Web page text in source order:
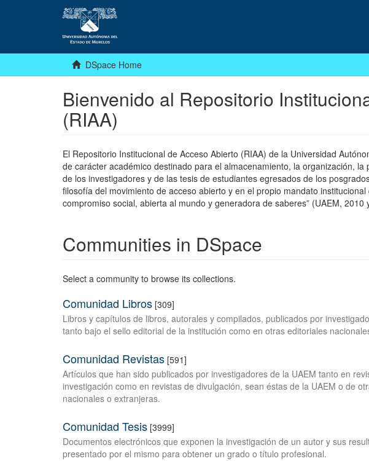
DSpace Home
Bienvenido al Repositorio
(RIAA)
El Repositorio Institucional de Acceso Abierto (RIAA) de la Universidad
de carácter académico destinado para el almacenamiento, la organización,
de los investigadores y de las tesis de estudiantes egresados de los
filosofía del movimiento de acceso abierto y en el propio mandato
compromiso social, abierta al mundo y generadora de saberes” (UAEM, 2010
Communities in DSpace
Select a community to browse its collections.
Comunidad Libros [309]
Libros y capítulos de libros, autorales y compilados, publicados por
tanto bajo el sello editorial de la institución como en otras editoriales
Comunidad Revistas [591]
Artículos que han sido publicados por investigadores de la UAEM tanto en
investigación como en revistas de divulgación, sean éstas de la UAEM o de
nacionales o extranjeras.
Comunidad Tesis [3999]
Documentos electrónicos que exponen la investigación de un autor y sus
presentado por el mismo para obtener un grado o título profesional.